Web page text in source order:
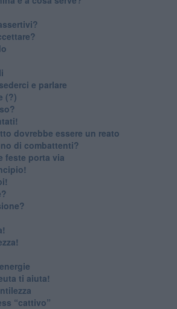
e parlare
(?)
dovrebbe essere un reato
di combattenti?
feste porta via
ti aiuta!
“cattivo”